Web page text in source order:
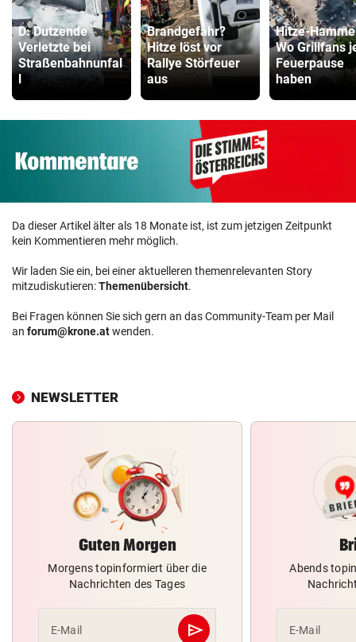
D: Dutzende
Verletzte bei
Straßenbahnunfal
l
Brandgefahr?
Hitze löst vor
Rallye Störfeuer
aus
Hitze-
Wo Grillfans
Feuerpause
haben
Da dieser Artikel älter als 18 Monate ist, ist zum jetzigen Zeitpunkt
kein Kommentieren mehr möglich.
Wir laden Sie ein, bei einer aktuelleren themenrelevanten Story
mitzudiskutieren:Themenübersicht.
Bei Fragen können Sie sich gern an das Community-Team per Mail
an forum@krone.atwenden.
NEWSLETTER
Guten Morgen
Morgens topinformiert über die
Nachrichten des Tages
E-Mail send
Abschicken
Abends
E-Mail